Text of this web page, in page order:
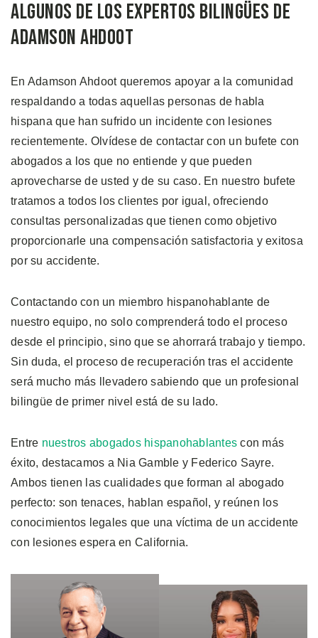
Algunos de los Expertos Bilingües de
Adamson Ahdoot
En Adamson Ahdoot queremos apoyar a la comunidad
respaldando a todas aquellas personas de habla
hispana que han sufrido un incidente con lesiones
recientemente. Olvídese de contactar con un bufete con
abogados a los que no entiende y que pueden
aprovecharse de usted y de su caso. En nuestro bufete
tratamos a todos los clientes por igual, ofreciendo
consultas personalizadas que tienen como objetivo
proporcionarle una compensación satisfactoria y exitosa
por su accidente.
Contactando con un miembro hispanohablante de
nuestro equipo, no solo comprenderá todo el proceso
desde el principio, sino que se ahorrará trabajo y tiempo.
Sin duda, el proceso de recuperación tras el accidente
será mucho más llevadero sabiendo que un profesional
bilingüe de primer nivel está de su lado.
Entre nuestros abogados hispanohablantes con más
éxito, destacamos a Nia Gamble y Federico Sayre.
Ambos tienen las cualidades que forman al abogado
perfecto: son tenaces, hablan español, y reúnen los
conocimientos legales que una víctima de un accidente
con lesiones espera en California.